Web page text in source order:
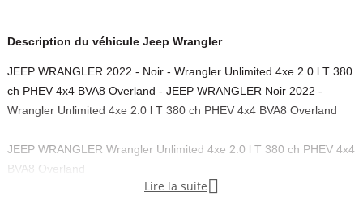
Description du véhicule Jeep Wrangler
JEEP WRANGLER 2022 - Noir - Wrangler Unlimited 4xe 2.0 l T 380
ch PHEV 4x4 BVA8 Overland - JEEP WRANGLER Noir 2022 -
Wrangler Unlimited 4xe 2.0 l T 380 ch PHEV 4x4 BVA8 Overland
JEEP WRANGLER Wrangler Unlimited 4xe 2.0 l T 380 ch PHEV 4x4
BVA8 Overland
Lire la suite 